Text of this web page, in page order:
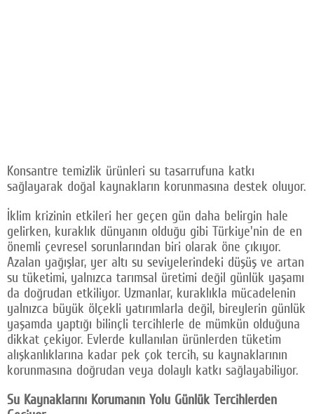
Konsantre temizlik ürünleri su tasarrufuna katkı
sağlayarak doğal kaynakların korunmasına destek oluyor.
İklim krizinin etkileri her geçen gün daha belirgin hale
gelirken, kuraklık dünyanın olduğu gibi Türkiye'nin de en
önemli çevresel sorunlarından biri olarak öne çıkıyor.
Azalan yağışlar, yer altı su seviyelerindeki düşüş ve artan
su tüketimi, yalnızca tarımsal üretimi değil günlük yaşamı
da doğrudan etkiliyor. Uzmanlar, kuraklıkla mücadelenin
yalnızca büyük ölçekli yatırımlarla değil, bireylerin günlük
yaşamda yaptığı bilinçli tercihlerle de mümkün olduğuna
dikkat çekiyor. Evlerde kullanılan ürünlerden tüketim
alışkanlıklarına kadar pek çok tercih, su kaynaklarının
korunmasına doğrudan veya dolaylı katkı sağlayabiliyor.
Su Kaynaklarını Korumanın Yolu Günlük Tercihlerden